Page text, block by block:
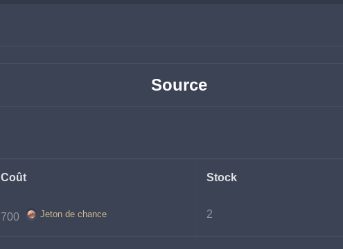
Source
Coût Stock
700 Jeton de chance 2